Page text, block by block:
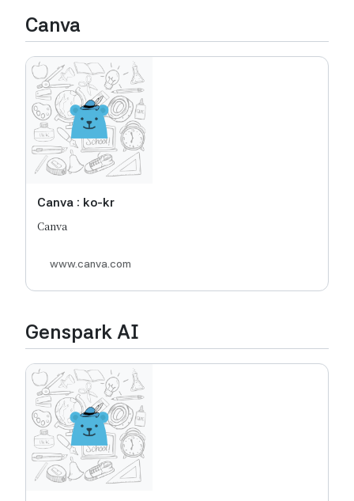
Canva
Canva : ko-kr
Canva
www.canva.com
Genspark AI